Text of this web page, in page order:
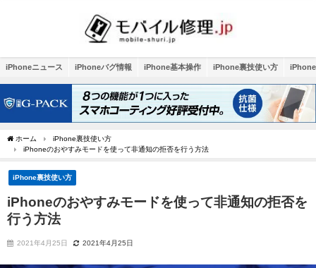
iPhoneニュース iPhoneバグ情報 iPhone基本操作 iPhone裏技使い方
ホーム
iPhone裏技使い方
iPhoneのおやすみモードを使って非通知の拒否を行う方法
iPhone裏技使い方
iPhoneのおやすみモードを使って非通知の拒否を
行う方法
2021年4月25日 2021年4月25日